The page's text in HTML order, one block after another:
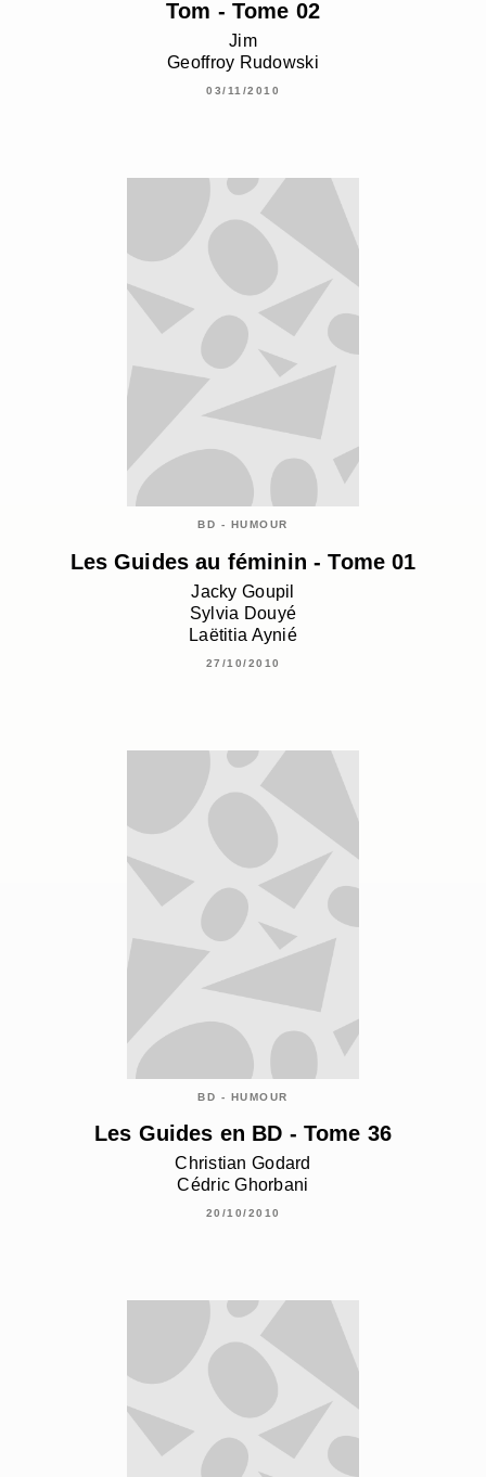
Tom - Tome 02
Jim
Geoffroy Rudowski
03/11/2010
BD - HUMOUR
Les Guides au féminin - Tome 01
Jacky Goupil
Sylvia Douyé
Laëtitia Aynié
27/10/2010
BD - HUMOUR
Les Guides en BD - Tome 36
Christian Godard
Cédric Ghorbani
20/10/2010